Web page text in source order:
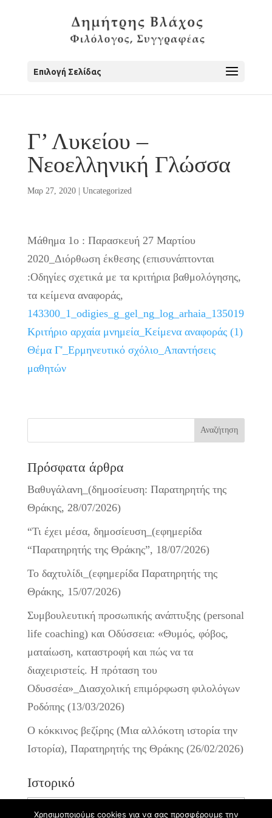
Επιλογή Σελίδας
Γ’ Λυκείου –
Νεοελληνική Γλώσσα
Μαρ 27, 2020| Uncategorized
Μάθημα 1ο : Παρασκευή 27 Μαρτίου
2020_Διόρθωση έκθεσης (επισυνάπτονται
:Οδηγίες σχετικά με τα κριτήρια βαθμολόγησης,
τα κείμενα αναφοράς,
143300_1_odigies_g_gel_ng_log_arhaia_135019
Κριτήριο αρχαία μνημεία_Κείμενα αναφοράς (1)
Θέμα Γ'_Ερμηνευτικό σχόλιο_Απαντήσεις
μαθητών
Πρόσφατα άρθρα
Βαθυγάλανη_(δημοσίευση: Παρατηρητής της
Θράκης, 28/07/2026)
“Τι έχει μέσα, δημοσίευση_(εφημερίδα
“Παρατηρητής της Θράκης”, 18/07/2026)
Το δαχτυλίδι_(εφημερίδα Παρατηρητής της
Θράκης, 15/07/2026)
Συμβουλευτική προσωπικής ανάπτυξης (personal
life coaching) και Οδύσσεια: «Θυμός, φόβος,
ματαίωση, καταστροφή και πώς να τα
διαχειριστείς. Η πρόταση του
Οδυσσέα»_Διασχολική επιμόρφωση φιλολόγων
Ροδόπης (13/03/2026)
Ο κόκκινος βεζίρης (Μια αλλόκοτη ιστορία την
Ιστορία), Παρατηρητής της Θράκης (26/02/2026)
Ιστορικό
Χρησιμοποιούμε cookies για να σας προσφέρουμε την